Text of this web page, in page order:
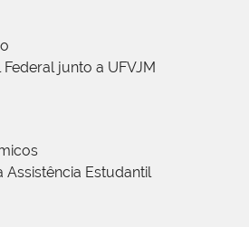
junto a UFVJM
Assistência Estudantil